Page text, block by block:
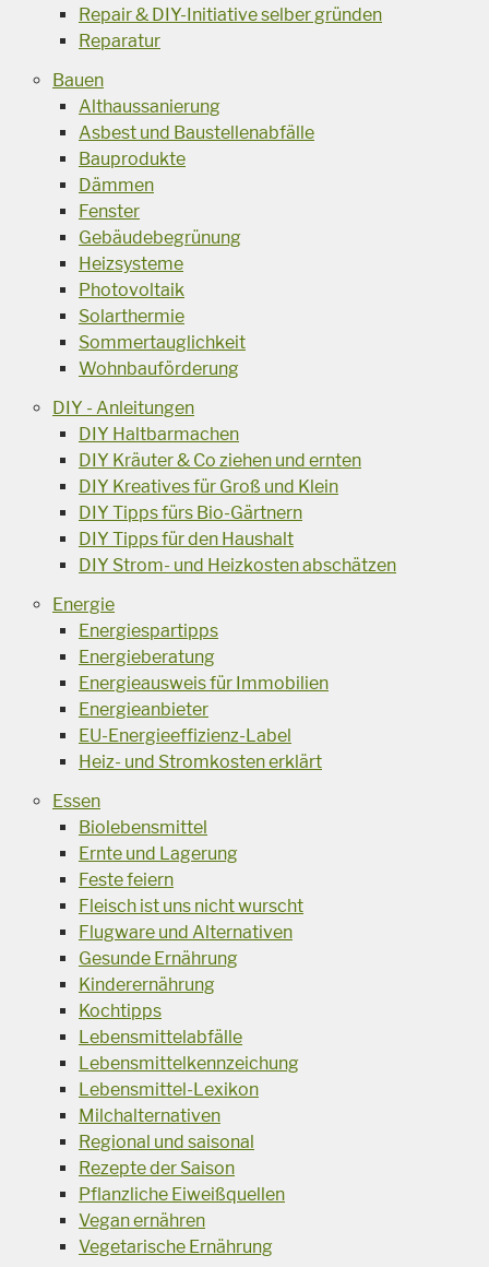
Repair & DIY-Initiative selber gründen
Reparatur
Bauen
Althaussanierung
Asbest und Baustellenabfälle
Bauprodukte
Dämmen
Fenster
Gebäudebegrünung
Heizsysteme
Photovoltaik
Solarthermie
Sommertauglichkeit
Wohnbauförderung
DIY - Anleitungen
DIY Haltbarmachen
DIY Kräuter & Co ziehen und ernten
DIY Kreatives für Groß und Klein
DIY Tipps fürs Bio-Gärtnern
DIY Tipps für den Haushalt
DIY Strom- und Heizkosten abschätzen
Energie
Energiespartipps
Energieberatung
Energieausweis für Immobilien
Energieanbieter
EU-Energieeffizienz-Label
Heiz- und Stromkosten erklärt
Essen
Biolebensmittel
Ernte und Lagerung
Feste feiern
Fleisch ist uns nicht wurscht
Flugware und Alternativen
Gesunde Ernährung
Kinderernährung
Kochtipps
Lebensmittelabfälle
Lebensmittelkennzeichung
Lebensmittel-Lexikon
Milchalternativen
Regional und saisonal
Rezepte der Saison
Pflanzliche Eiweißquellen
Vegan ernähren
Vegetarische Ernährung